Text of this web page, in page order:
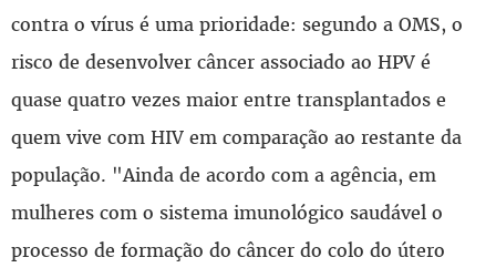
contra o vírus é uma prioridade: segundo a OMS, o
risco de desenvolver câncer associado ao HPV é
quase quatro vezes maior entre transplantados e
quem vive com HIV em comparação ao restante da
população. "Ainda de acordo com a agência, em
mulheres com o sistema imunológico saudável o
processo de formação do câncer do colo do útero